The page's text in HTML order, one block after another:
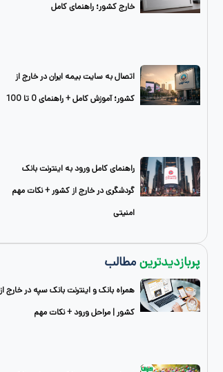
خارج کشور؛ راهنمای کامل
اتصال به سایت بیمه ایران در خارج از
کشور؛ آموزش کامل + راهنمای 0 تا 100
راهنمای کامل ورود به اینترنت بانک
گردشگری در خارج از کشور + نکات مهم
امنیتی
پربازدیدترینمطالب
همراه بانک و اینترنت بانک سپه در خارج از
کشور | مراحل ورود + نکات مهم